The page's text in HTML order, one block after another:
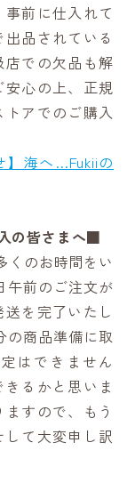
前に仕入れて
品されている
での欠品も解
心の上、正規
アでのご購入
】海へ…Fukiiの
の皆さまへ■
くのお時間をい
午前のご注文が
を完了いたし
の商品準備に取
はできません
るかと思いま
すので、もう
て大変申し訳